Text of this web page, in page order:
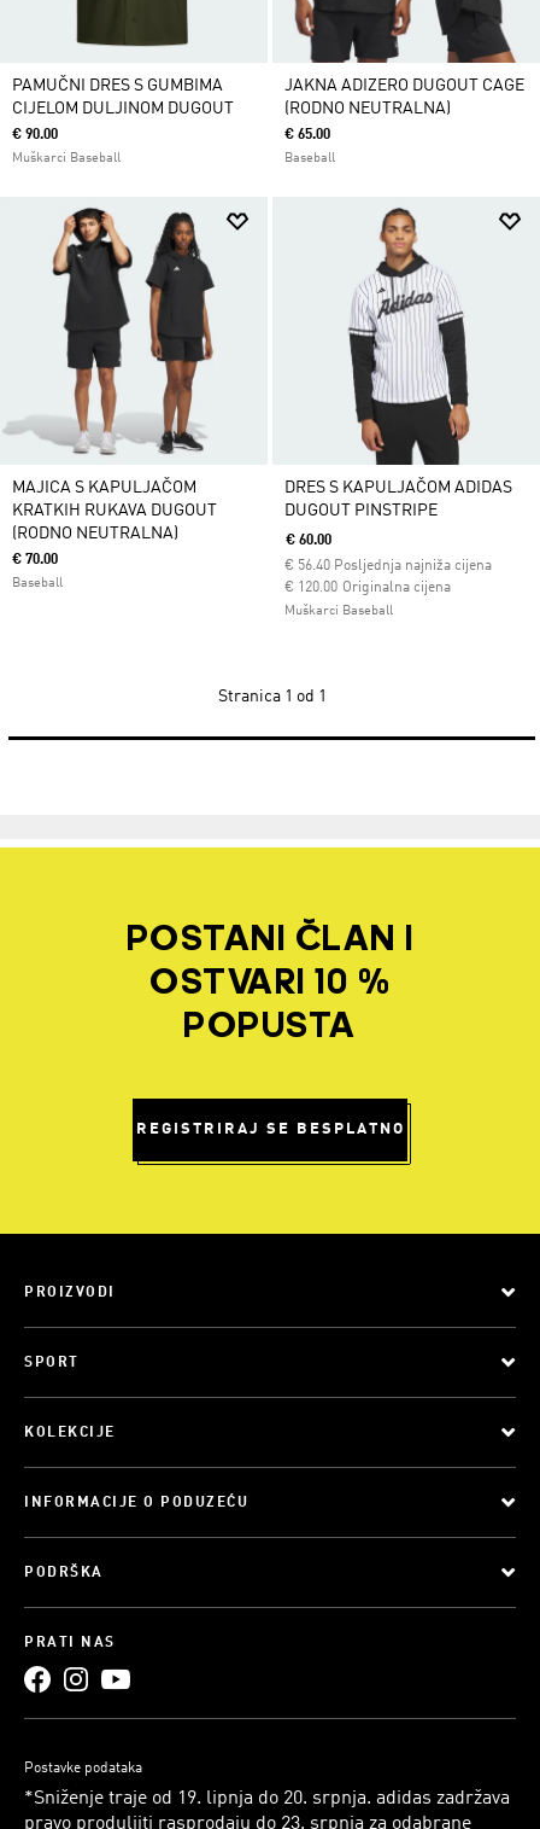
PAMUČNI DRES S GUMBIMA
CIJELOM DULJINOM DUGOUT
€ 90.00
Muškarci Baseball
JAKNA ADIZERO DUGOUT CAGE
(RODNO NEUTRALNA)
€ 65.00
Baseball
MAJICA S KAPULJAČOM
KRATKIH RUKAVA DUGOUT
(RODNO NEUTRALNA)
€ 70.00
Baseball
DRES S KAPULJAČOM ADIDAS
DUGOUT PINSTRIPE
€ 60.00
€ 56.40 Posljednja najniža cijena
Originalna cijena
Cijena umanjena od
€ 120.00za
Muškarci Baseball
Stranica 1 od 1
POSTANI ČLAN I
OSTVARI 10 %
POPUSTA
REGISTRIRAJ SE BESPLATNO
PROIZVODI
SPORT
KOLEKCIJE
INFORMACIJE O PODUZEĆU
PODRŠKA
PRATI NAS
Postavke podataka
*Sniženje traje od 19. lipnja do 20. srpnja. adidas zadržava
pravo produljiti rasprodaju do 23. srpnja za odabrane